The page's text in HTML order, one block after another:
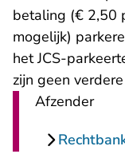
betaling (€ 2,50
mogelijk)
het JCS-
zijn geen
Afzender